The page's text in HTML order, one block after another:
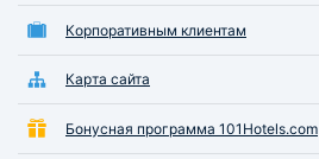
Корпоративным клиентам
Карта сайта
Бонусная программа 101Hotels.com